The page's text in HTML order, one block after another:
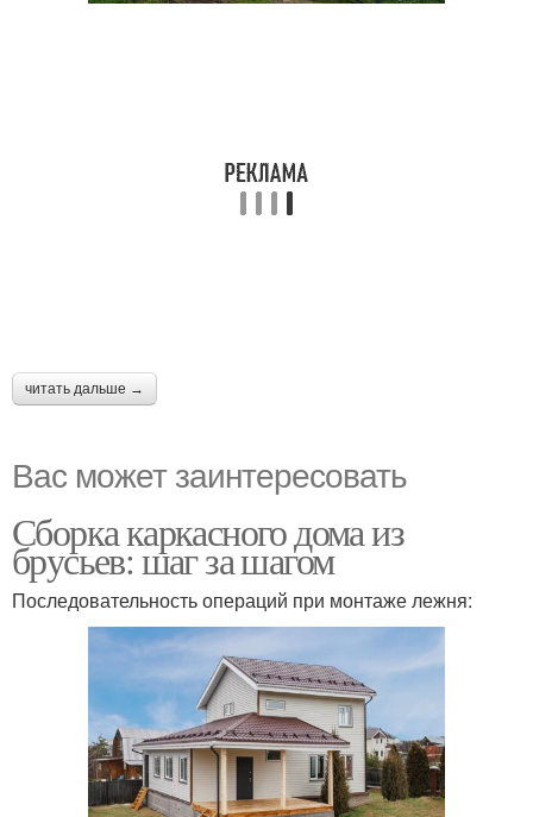
читать дальше →
Вас может заинтересовать
Сборка каркасного дома из
брусьев: шаг за шагом
Последовательность операций при монтаже лежня: